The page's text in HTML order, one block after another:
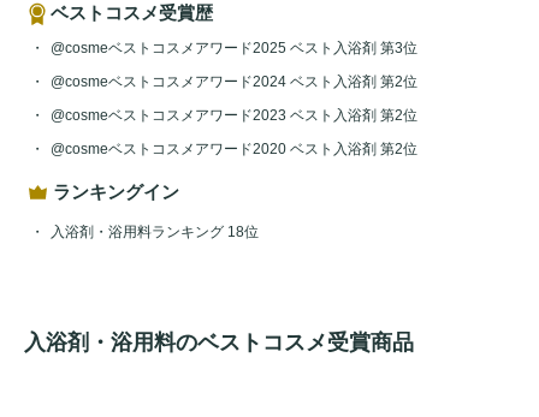
ベストコスメ受賞歴
@cosmeベストコスメアワード2025 ベスト入浴剤 第3位
@cosmeベストコスメアワード2024 ベスト入浴剤 第2位
@cosmeベストコスメアワード2023 ベスト入浴剤 第2位
@cosmeベストコスメアワード2020 ベスト入浴剤 第2位
ランキングイン
入浴剤・浴用料ランキング 18位
入浴剤・浴用料のベストコスメ受賞商品